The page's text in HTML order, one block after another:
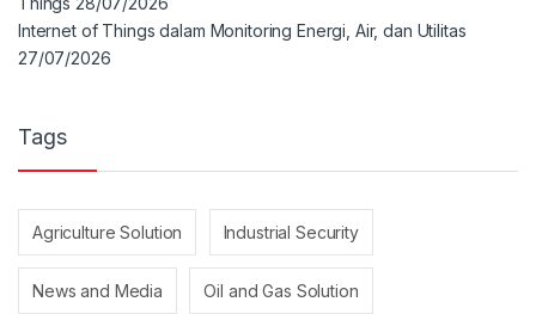
Internet of Things dalam Monitoring Energi, Air, dan Utilitas
27/07/2026
Tags
Agriculture Solution Industrial Security
News and Media Oil and Gas Solution